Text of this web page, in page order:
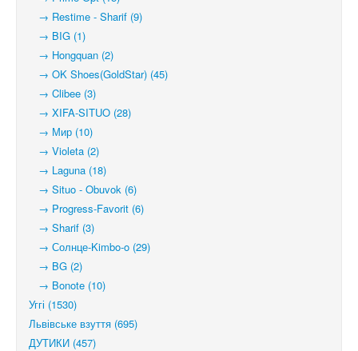
→ Restime - Sharif (9)
→ BIG (1)
→ Hongquan (2)
→ OK Shoes(GoldStar) (45)
→ Clibee (3)
→ XIFA-SITUO (28)
→ Мир (10)
→ Violeta (2)
→ Laguna (18)
→ Situo - Obuvok (6)
→ Progress-Favorit (6)
→ Sharif (3)
→ Солнце-Kimbo-o (29)
→ BG (2)
→ Bonote (10)
Уггі (1530)
Львівське взуття (695)
ДУТИКИ (457)